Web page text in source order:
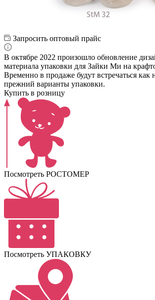
Запросить оптовый прайс
В октябре 2022 произошло обновление
материала упаковки для Зайки Ми на
Временно в продаже будут встречаться как
прежний варианты упаковки.
Купить в розницу
Посмотреть РОСТОМЕР
Посмотреть УПАКОВКУ